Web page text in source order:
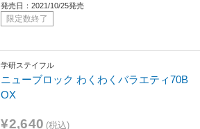
発売日：2021/10/25発売
限定数終了
学研ステイフル
ニューブロック わくわくバラエティ70B
OX
¥2,640 (税込)